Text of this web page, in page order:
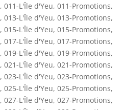
, 011-L'Île d'Yeu, 011-Promotions,
, 013-L'Île d'Yeu, 013-Promotions,
, 015-L'Île d'Yeu, 015-Promotions,
, 017-L'Île d'Yeu, 017-Promotions,
, 019-L'Île d'Yeu, 019-Promotions,
, 021-L'Île d'Yeu, 021-Promotions,
, 023-L'Île d'Yeu, 023-Promotions,
, 025-L'Île d'Yeu, 025-Promotions,
, 027-L'Île d'Yeu, 027-Promotions,